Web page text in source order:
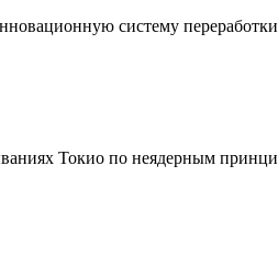
систему
Токио по неядерным